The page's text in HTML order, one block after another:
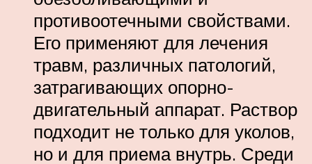
противоотечными свойствами.
Его применяют для лечения
травм, различных патологий,
затрагивающих опорно-
двигательный аппарат. Раствор
подходит не только для уколов,
но и для приема внутрь. Среди